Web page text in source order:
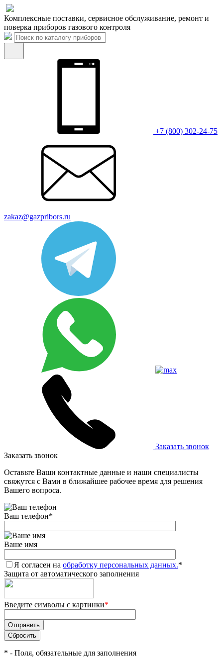
Комплексные поставки, сервисное обслуживание, ремонт и
поверка приборов газового контроля
+7 (800) 302-24-75
zakaz@gazpribors.ru
Заказать звонок
Заказать звонок
Оставьте Ваши контактные данные и наши специалисты
свяжутся с Вами в ближайшее рабочее время для решения
Вашего вопроса.
Ваш телефон*
Ваше имя
Я согласен на обработку персональных данных.*
Защита от автоматического заполнения
Введите символы с картинки*
* - Поля, обязательные для заполнения